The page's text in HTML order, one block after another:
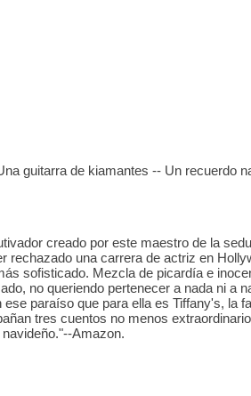
guitarra de kiamantes -- Un recuerdo
creado por este maestro de la
rechazado una carrera de actriz en
sofisticado. Mezcla de picardía e
no queriendo pertenecer a nada ni a
paraíso que para ella es Tiffany's, la
tres cuentos no menos
Amazon.